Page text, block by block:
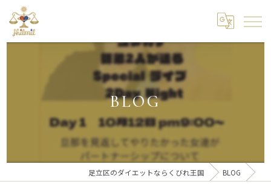
BLOG
足立区のダイエットならくびれ王国 BLOG